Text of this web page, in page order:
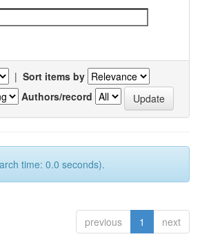
| Sort items by
Authors/record
time: 0.0 seconds).
previous 1 next